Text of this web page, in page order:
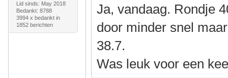
Lid sinds: May 2018
Bedankt: 8788
3994 x bedankt in
1852 berichten
Ja, vandaag. Rondje
door minder snel
38.7.
Was leuk voor een